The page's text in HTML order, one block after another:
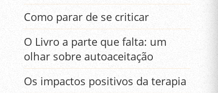
Como parar de se criticar
O Livro a parte que falta: um
olhar sobre autoaceitação
Os impactos positivos da terapia